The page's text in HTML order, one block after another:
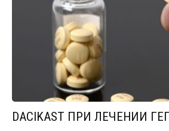
DACIKAST ПРИ ЛЕЧЕНИИ